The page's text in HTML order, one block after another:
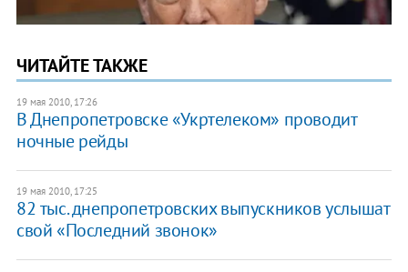
ЧИТАЙТЕ ТАКЖЕ
19 мая 2010, 17:26
В Днепропетровске «Укртелеком» проводит
ночные рейды
19 мая 2010, 17:25
82 тыс. днепропетровских выпускников услышат
свой «Последний звонок»